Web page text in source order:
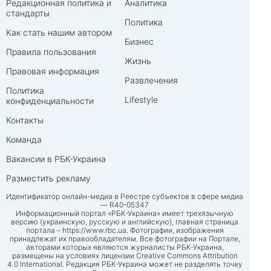
Редакционная политика и
стандарты
Как стать нашим автором
Правила пользования
Правовая информация
Политика
конфиденциальности
Контакты
Команда
Вакансии в РБК-Украина
Разместить рекламу
Аналитика
Политика
Бизнес
Жизнь
Развлечения
Lifestyle
Идентификатор онлайн-медиа в Реестре субъектов в сфере медиа
— R40-05347
Информационный портал «РБК-Украина» имеет трехязычную
версию (украинскую, русскую и английскую), главная страница
портала – https://www.rbc.ua. Фотографии, изображения
принадлежат их правообладателям. Все фотографии на Портале,
авторами которых являются журналисты РБК-Украина,
размещены на условиях лицензии Creative Commons Attribution
4.0 International. Редакция РБК-Украина может не разделять точку